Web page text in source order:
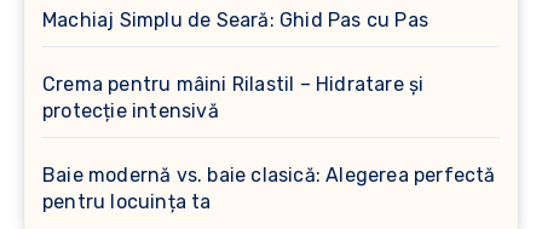
Machiaj Simplu de Seară: Ghid Pas cu Pas
Crema pentru mâini Rilastil – Hidratare și
protecție intensivă
Baie modernă vs. baie clasică: Alegerea perfectă
pentru locuința ta